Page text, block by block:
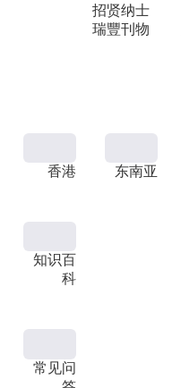
招贤纳士
瑞豐刊物
香港 东南亚
知识百
科
常见问